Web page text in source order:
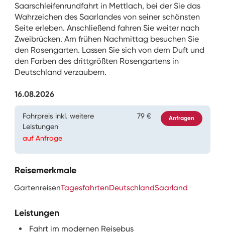
Saarschleifenrundfahrt in Mettlach, bei der Sie das
Wahrzeichen des Saarlandes von seiner schönsten
Seite erleben. Anschließend fahren Sie weiter nach
Zweibrücken. Am frühen Nachmittag besuchen Sie
den Rosengarten. Lassen Sie sich von dem Duft und
den Farben des drittgrößten Rosengartens in
Deutschland verzaubern.
16.08.2026
Fahrpreis inkl. weitere
Leistungen
auf Anfrage
79 € Anfragen
Reisemerkmale
GartenreisenTagesfahrtenDeutschlandSaarland
Leistungen
Fahrt im modernen Reisebus